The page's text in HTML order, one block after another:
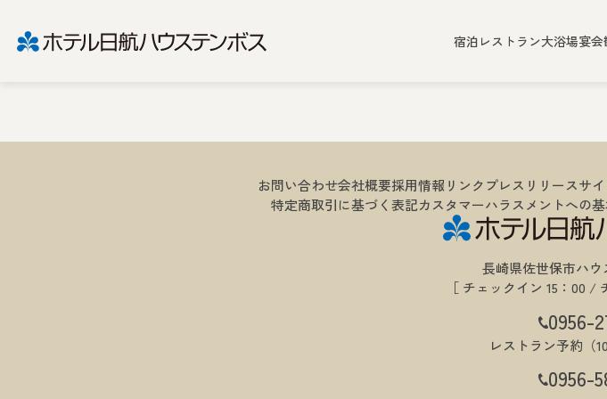
宿泊 レストラン大浴場宴会
オータムディナーブッフェ
夏休みファミリーディナーブッフェ
お問い合わせ会社概要採用情報 リンクプレスリリースサ
特定商取引に基づく表記カスタマーハラスメントへの
長崎県佐世保市ハ
［ チェックイン 15：00 /
0956-
レストラン予約（
0956-